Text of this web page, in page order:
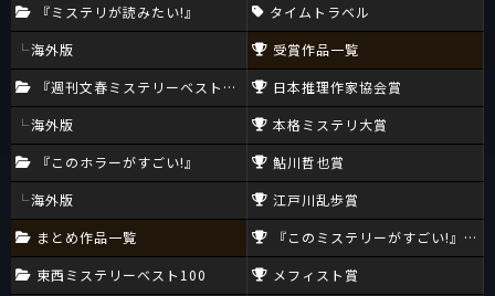
『ミステリが読みたい!』
海外版
『週刊文春ミステリーベスト10』
海外版
『このホラーがすごい!』
海外版
まとめ作品一覧
東西ミステリーベスト100
タイムトラベル
受賞作品一覧
日本推理作家協会賞
本格ミステリ大賞
鮎川哲也賞
江戸川乱歩賞
『このミステリーがすごい!』大賞
メフィスト賞